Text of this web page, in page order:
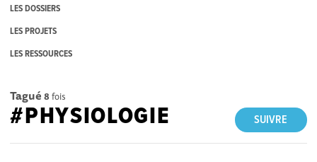
LES DOSSIERS
LES PROJETS
LES RESSOURCES
Tagué 8 fois
SUIVRE
#PHYSIOLOGIE